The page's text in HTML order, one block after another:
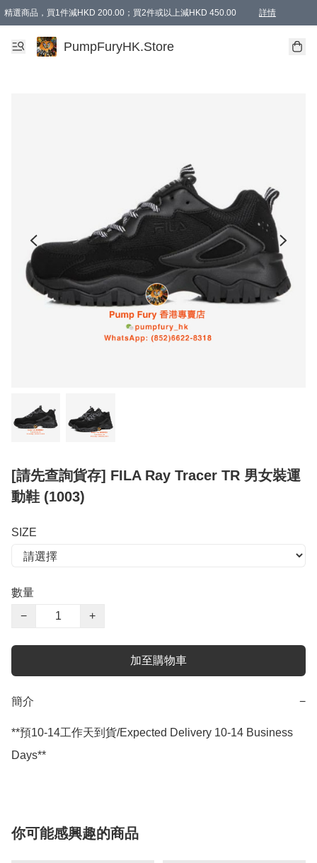
精選商品，買1件減HKD 200.00；買2件或以上減HKD 450.00 詳情
AAPE商品,會員專享9折或以上（按會員等級）AAPE products, members can
精選商品，任選買2件或以上減HKD 100.00
購物滿 HKD 800.00即享免運費優惠！（適用於 特定的送貨方式 )
PumpFuryHK.Store
[請先查詢貨存] FILA Ray Tracer TR 男女裝運
動鞋 (1003)
SIZE
數量
−
+
加至購物車
簡介 −
**預10-14工作天到貨/Expected Delivery 10-14 Business
Days**
你可能感興趣的商品